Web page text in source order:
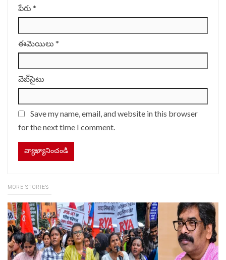
పేరు *
ఈమెయిలు *
వెబ్‌సైటు
Save my name, email, and website in this browser
for the next time I comment.
MORE STORIES